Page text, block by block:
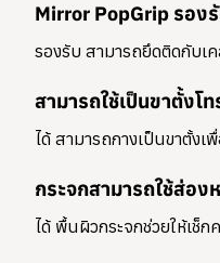
Mirror PopGrip รอง
รองรับ สามารถยึดติดกับเ
สามารถใช้เป็นขาตั้งโ
ได้ สามารถกางเป็นขาตั้งเ
กระจกสามารถใช้ส่อง
ได้ พื้นผิวกระจกช่วยให้เช็